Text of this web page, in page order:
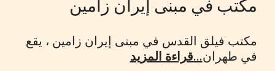
مكتب في مبنى إيران زامين
مكتب فيلق القدس في مبنى إيران زامين ، يقع
في طهران...قراءة المزيد